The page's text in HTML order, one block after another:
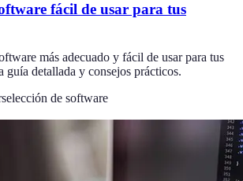
fácil de usar para tus
más adecuado y fácil de usar para tus
guía detallada y consejos prácticos.
selección de software